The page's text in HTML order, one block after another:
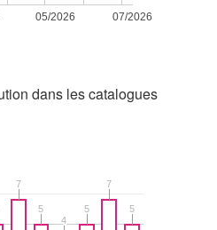
05/2026 07/2026
dans les catalogues
7
7
5
5
4
4
5
5
7
7
5
5